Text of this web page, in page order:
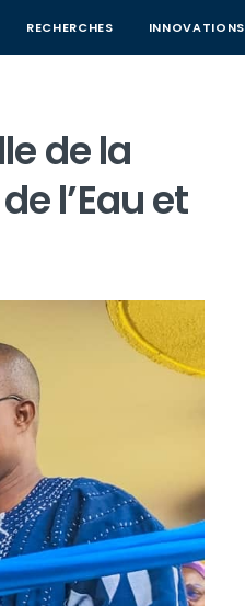
RECHERCHES INNOVATIONS
de la
l’Eau et